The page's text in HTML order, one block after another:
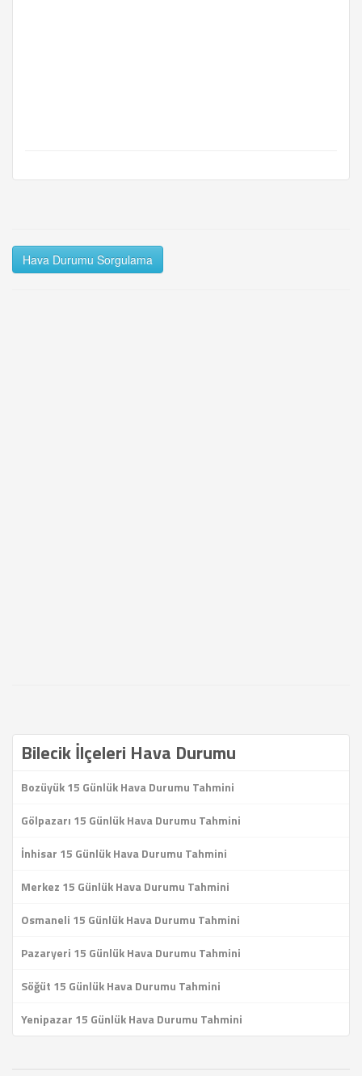
Hava Durumu Sorgulama
Bilecik İlçeleri Hava Durumu
Bozüyük 15 Günlük Hava Durumu Tahmini
Gölpazarı 15 Günlük Hava Durumu Tahmini
İnhisar 15 Günlük Hava Durumu Tahmini
Merkez 15 Günlük Hava Durumu Tahmini
Osmaneli 15 Günlük Hava Durumu Tahmini
Pazaryeri 15 Günlük Hava Durumu Tahmini
Söğüt 15 Günlük Hava Durumu Tahmini
Yenipazar 15 Günlük Hava Durumu Tahmini